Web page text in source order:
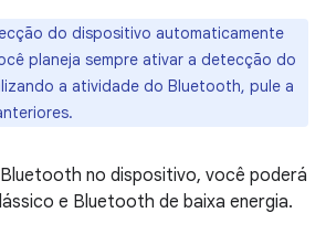
do dispositivo automaticamente
planeja sempre ativar a detecção do
a atividade do Bluetooth, pule a
no dispositivo, você poderá
e Bluetooth de baixa energia.